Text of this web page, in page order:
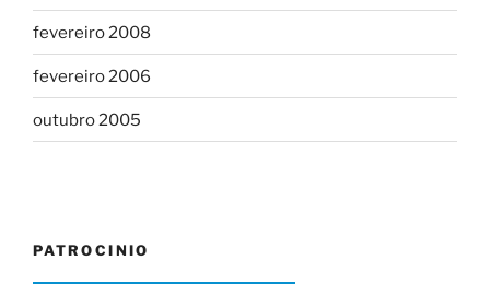
fevereiro 2008
fevereiro 2006
outubro 2005
PATROCINIO